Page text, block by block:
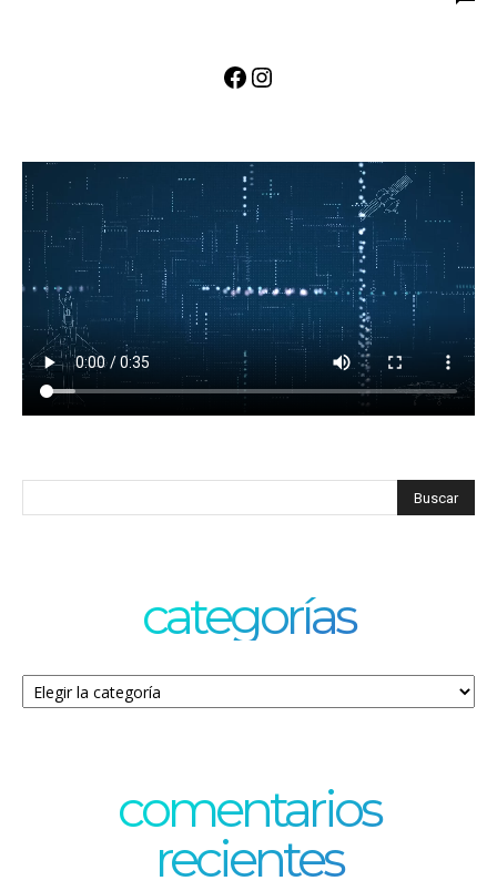
Facebook
Instagram
categorías
Categorías
comentarios
recientes